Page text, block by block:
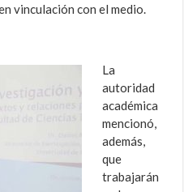
vinculación con el medio.
La
autoridad
académica
mencionó,
además,
que
trabajarán